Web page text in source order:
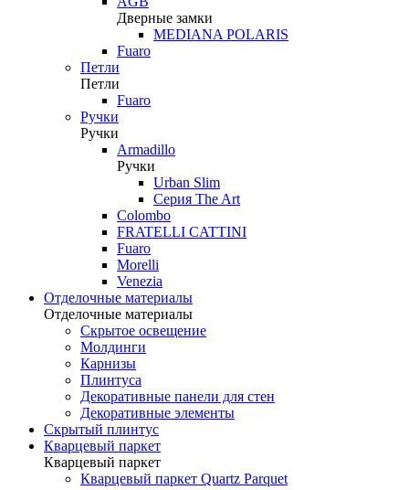
Дверные замки
MEDIANA POLARIS
Fuaro
Петли
Петли
Fuaro
Ручки
Ручки
Armadillo
Ручки
Urban Slim
Серия The Art
Colombo
FRATELLI CATTINI
Fuaro
Morelli
Venezia
Отделочные материалы
Отделочные материалы
Скрытое освещение
Молдинги
Карнизы
Плинтуса
Декоративные панели для стен
Декоративные элементы
Скрытый плинтус
Кварцевый паркет
Кварцевый паркет
Кварцевый паркет Quartz Parquet